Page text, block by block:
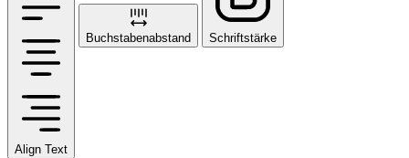
Align Text
Buchstabenabstand Schriftstärke